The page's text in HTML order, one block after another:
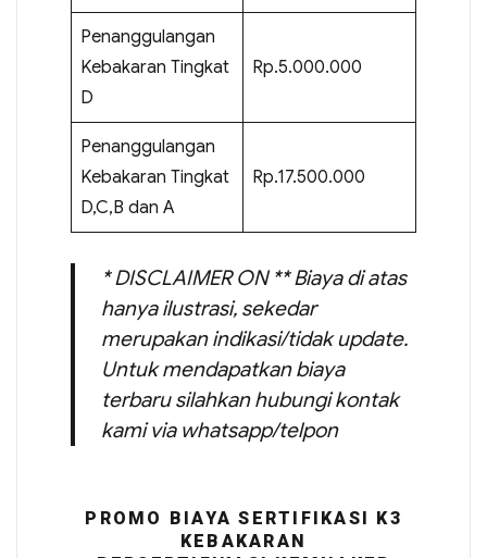
Penanggulangan
Kebakaran Tingkat
D
Rp.5.000.000
Penanggulangan
Kebakaran Tingkat
D,C,B dan A
Rp.17.500.000
* DISCLAIMER ON ** Biaya di atas
hanya ilustrasi, sekedar
merupakan indikasi/tidak update.
Untuk mendapatkan biaya
terbaru silahkan hubungi kontak
kami via whatsapp/telpon
PROMO BIAYA SERTIFIKASI K3
KEBAKARAN